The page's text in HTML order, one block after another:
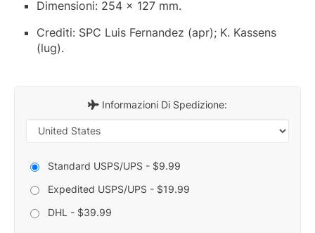
Dimensioni: 254 x 127 mm.
Crediti: SPC Luis Fernandez (apr); K. Kassens
(lug).
Informazioni Di Spedizione:
Standard USPS/UPS - $9.99
Expedited USPS/UPS - $19.99
DHL - $39.99